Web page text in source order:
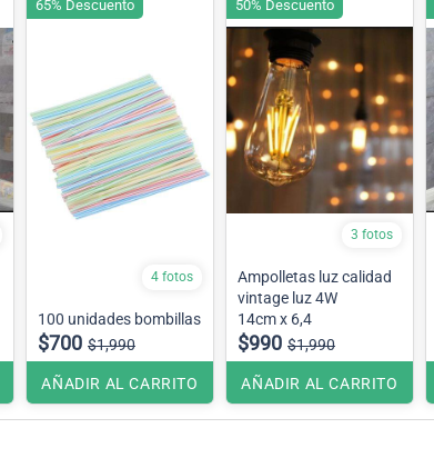
4 fotos
100 unidades bombillas
$700 $1,990
AÑADIR AL CARRITO
65% Descuento
3 fotos
Ampolletas luz calidad
vintage luz 4W
14cm x 6,4
$990 $1,990
AÑADIR AL CARRITO
50% Descuento